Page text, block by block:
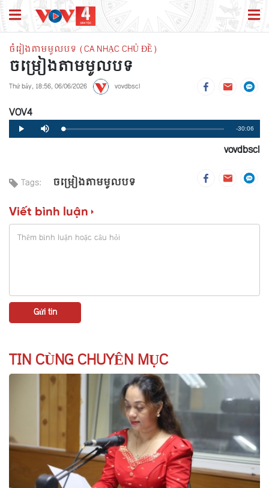
ចំរៀងតាមមូលបទ (CA NHẠC CHỦ ĐỀ)
ចម្រៀងតាមមូលបទ
Thứ bảy, 18:56, 06/06/2026 vovdbscl
VOV4
Play Mute Loaded:
0%
Progress:
0%
Remaining
Time
-30:06
vovdbscl
Tags: ចម្រៀងតាមមូលបទ
Viết bình luận
TIN CÙNG CHUYÊN MỤC